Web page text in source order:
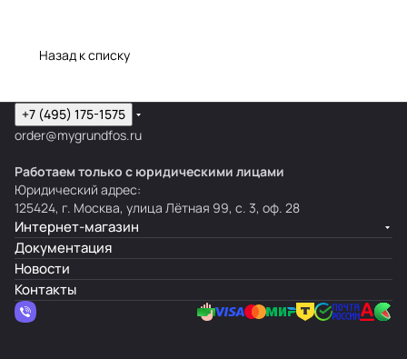
Назад к списку
+7 (495) 175-1575
order@mygrundfos.ru
Работаем только с юридическими лицами
Юридический адрес:
125424, г. Москва, улица Лётная 99, с. 3, оф. 28
Интернет-магазин
Документация
Новости
Контакты